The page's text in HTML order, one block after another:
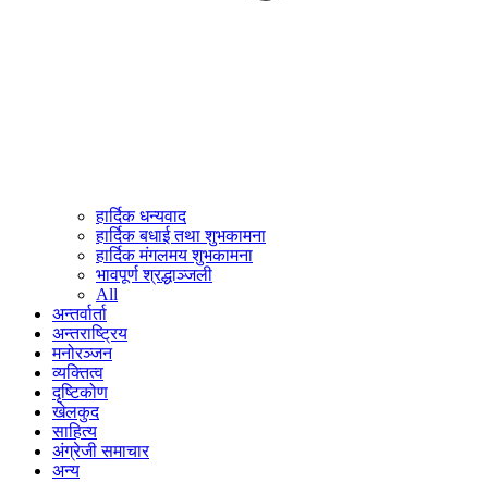
हार्दिक धन्यवाद
हार्दिक बधाई तथा शुभकामना
हार्दिक मंगलमय शुभकामना
भावपूर्ण श्रद्धाञ्जली
All
अन्तर्वार्ता
अन्तराष्ट्रिय
मनोरञ्जन
व्यक्तित्व
दृष्टिकोण
खेलकुद
साहित्य
अंग्रेजी समाचार
अन्य